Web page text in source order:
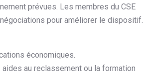
prévues. Les membres du CSE
pour améliorer le dispositif.
économiques.
au reclassement ou la formation